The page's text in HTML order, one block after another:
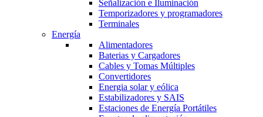
Señalización e Iluminación
Temporizadores y programadores
Terminales
Energía
Alimentadores
Baterias y Cargadores
Cables y Tomas Múltiples
Convertidores
Energia solar y eólica
Estabilizadores y SAIS
Estaciones de Energía Portátiles